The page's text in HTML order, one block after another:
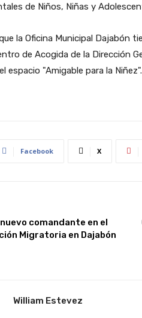
de Niños, Niñas y
la Oficina Municipal Dajabón
de Acogida de la Dirección
espacio "Amigable para la Niñez".
Facebook X
comandante en el
Migratoria en Dajabón
William Estevez